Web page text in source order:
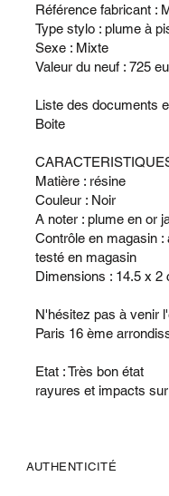
Référence fabricant :
Type stylo : plume à
Sexe : Mixte
Valeur du neuf : 725
Liste des documents
Boite
Matière : résine
Couleur : Noir
A noter : plume en or
Contrôle en magasin
testé en magasin
Dimensions : 14.5 x 2
N'hésitez pas à venir
Paris 16 ème
Etat : Très bon état
rayures et impacts
AUTHENTICITÉ